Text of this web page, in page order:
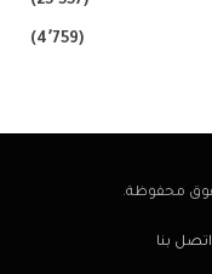
(4٬759)
اتصل بنا